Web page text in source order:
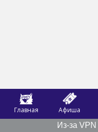
Главная Афиша
Из-за